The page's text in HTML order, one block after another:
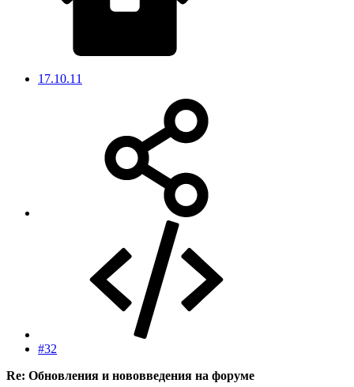
17.10.11
#32
Re: Обновления и нововведения на форуме